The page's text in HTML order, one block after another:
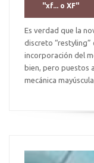
"xf... o XF"
Es verdad que la
discreto “restyling”
incorporación del
bien, pero puestos
mecánica